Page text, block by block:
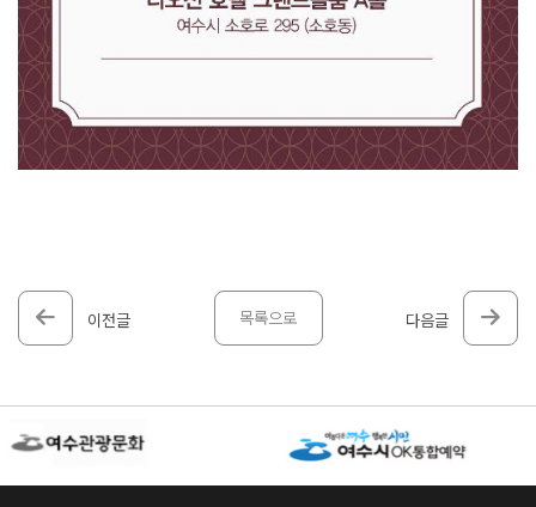
이전글 목록으로 다음글